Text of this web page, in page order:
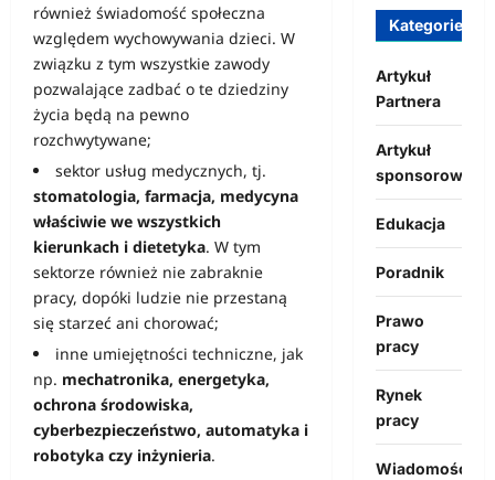
również świadomość społeczna
względem wychowywania dzieci. W
związku z tym wszystkie zawody
pozwalające zadbać o te dziedziny
życia będą na pewno
rozchwytywane;
sektor usług medycznych, tj.
stomatologia, farmacja, medycyna
właściwie we wszystkich
kierunkach i dietetyka. W tym
sektorze również nie zabraknie
pracy, dopóki ludzie nie przestaną
się starzeć ani chorować;
inne umiejętności techniczne, jak
np. mechatronika, energetyka,
ochrona środowiska,
cyberbezpieczeństwo, automatyka i
robotyka czy inżynieria.
Kategorie
Artykuł
Partnera
Artykuł
sponsorowany
Edukacja
Poradnik
Prawo
pracy
Rynek
pracy
Wiadomości